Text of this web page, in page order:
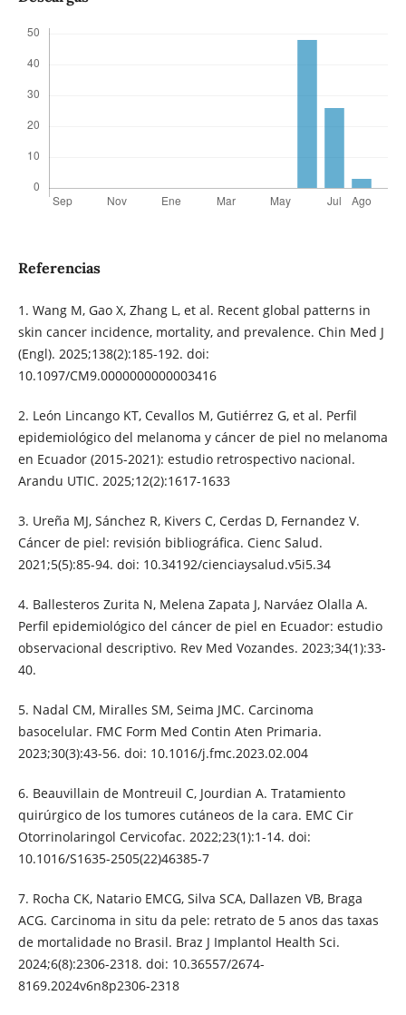
Referencias
1. Wang M, Gao X, Zhang L, et al. Recent global patterns in
skin cancer incidence, mortality, and prevalence. Chin Med J
(Engl). 2025;138(2):185-192. doi:
10.1097/CM9.0000000000003416
2. León Lincango KT, Cevallos M, Gutiérrez G, et al. Perfil
epidemiológico del melanoma y cáncer de piel no melanoma
en Ecuador (2015-2021): estudio retrospectivo nacional.
Arandu UTIC. 2025;12(2):1617-1633
3. Ureña MJ, Sánchez R, Kivers C, Cerdas D, Fernandez V.
Cáncer de piel: revisión bibliográfica. Cienc Salud.
2021;5(5):85-94. doi: 10.34192/cienciaysalud.v5i5.34
4. Ballesteros Zurita N, Melena Zapata J, Narváez Olalla A.
Perfil epidemiológico del cáncer de piel en Ecuador: estudio
observacional descriptivo. Rev Med Vozandes. 2023;34(1):33-
40.
5. Nadal CM, Miralles SM, Seima JMC. Carcinoma
basocelular. FMC Form Med Contin Aten Primaria.
2023;30(3):43-56. doi: 10.1016/j.fmc.2023.02.004
6. Beauvillain de Montreuil C, Jourdian A. Tratamiento
quirúrgico de los tumores cutáneos de la cara. EMC Cir
Otorrinolaringol Cervicofac. 2022;23(1):1-14. doi:
10.1016/S1635-2505(22)46385-7
7. Rocha CK, Natario EMCG, Silva SCA, Dallazen VB, Braga
ACG. Carcinoma in situ da pele: retrato de 5 anos das taxas
de mortalidade no Brasil. Braz J Implantol Health Sci.
2024;6(8):2306-2318. doi: 10.36557/2674-
8169.2024v6n8p2306-2318